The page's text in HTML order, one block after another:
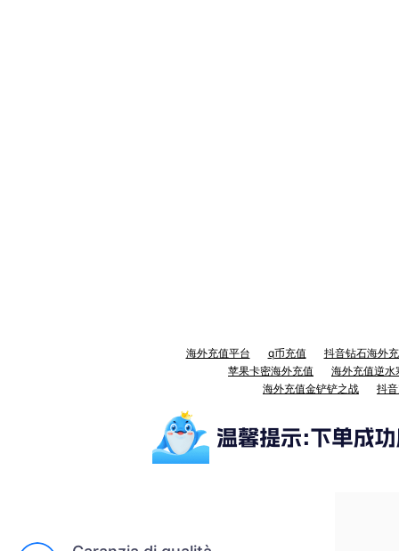
海外充值平台 q币充值
抖音钻石海外
苹果卡密海外充值
海外充值逆水
海外充值金铲铲之战
抖